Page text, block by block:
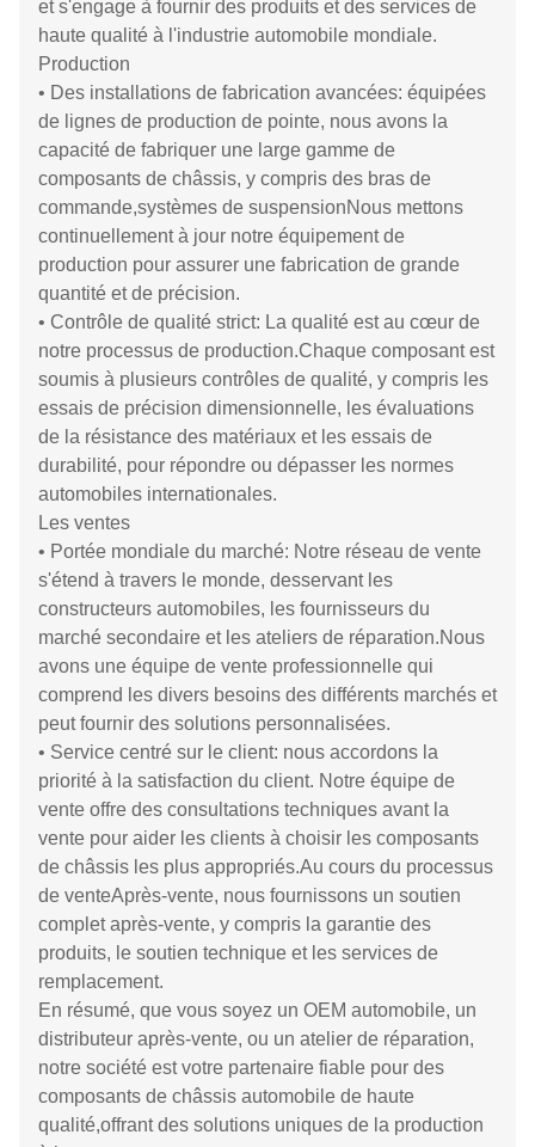
et s'engage à fournir des produits et des services de
haute qualité à l'industrie automobile mondiale.
Production
• Des installations de fabrication avancées: équipées
de lignes de production de pointe, nous avons la
capacité de fabriquer une large gamme de
composants de châssis, y compris des bras de
commande,systèmes de suspensionNous mettons
continuellement à jour notre équipement de
production pour assurer une fabrication de grande
quantité et de précision.
• Contrôle de qualité strict: La qualité est au cœur de
notre processus de production.Chaque composant est
soumis à plusieurs contrôles de qualité, y compris les
essais de précision dimensionnelle, les évaluations
de la résistance des matériaux et les essais de
durabilité, pour répondre ou dépasser les normes
automobiles internationales.
Les ventes
• Portée mondiale du marché: Notre réseau de vente
s'étend à travers le monde, desservant les
constructeurs automobiles, les fournisseurs du
marché secondaire et les ateliers de réparation.Nous
avons une équipe de vente professionnelle qui
comprend les divers besoins des différents marchés et
peut fournir des solutions personnalisées.
• Service centré sur le client: nous accordons la
priorité à la satisfaction du client. Notre équipe de
vente offre des consultations techniques avant la
vente pour aider les clients à choisir les composants
de châssis les plus appropriés.Au cours du processus
de venteAprès-vente, nous fournissons un soutien
complet après-vente, y compris la garantie des
produits, le soutien technique et les services de
remplacement.
En résumé, que vous soyez un OEM automobile, un
distributeur après-vente, ou un atelier de réparation,
notre société est votre partenaire fiable pour des
composants de châssis automobile de haute
qualité,offrant des solutions uniques de la production